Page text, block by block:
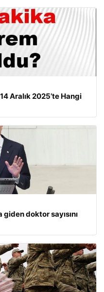
Aralık 2025’te Hangi
doktor sayısını